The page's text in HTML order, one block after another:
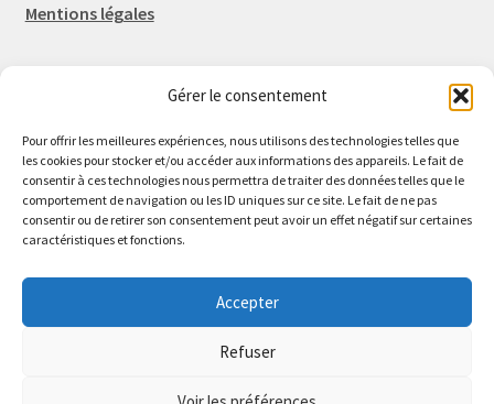
Gérer le consentement
Pour offrir les meilleures expériences, nous utilisons des technologies telles que
les cookies pour stocker et/ou accéder aux informations des appareils. Le fait de
consentir à ces technologies nous permettra de traiter des données telles que le
comportement de navigation ou les ID uniques sur ce site. Le fait de ne pas
consentir ou de retirer son consentement peut avoir un effet négatif sur certaines
caractéristiques et fonctions.
Accepter
Refuser
Mentions légales
Eric FORTIER EI
16 Rue de l'Espérance
14600 Honfleur
02 61 82 01 89